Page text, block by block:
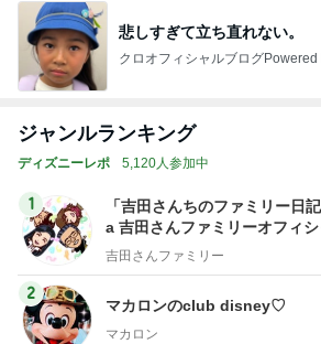
悲しすぎて立ち直れない。
クロオフィシャルブログ
ジャンルランキング
ディズニーレポ 5,120人参加中
1
「吉田さんちのファミリー日
a 吉田さんファミリーオフィ
吉田さんファミリー
2
マカロンのclub disney♡
マカロン